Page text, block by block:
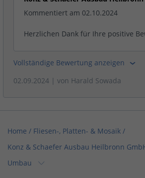
Kommentiert am 02.10.2024
Herzlichen Dank für Ihre positive
Vollständige Bewertung anzeigen
02.09.2024 | von Harald Sowada
Home / Fliesen-, Platten- & Mosaik /
Konz & Schaefer Ausbau Heilbronn
Umbau